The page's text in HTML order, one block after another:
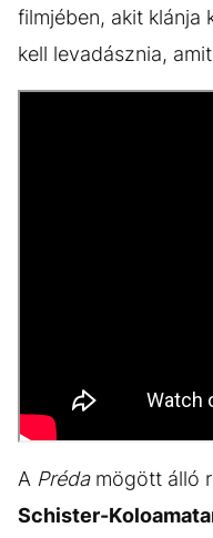
filmjében, akit klánja
kell levadásznia,
A Prédamögött álló
Schister-